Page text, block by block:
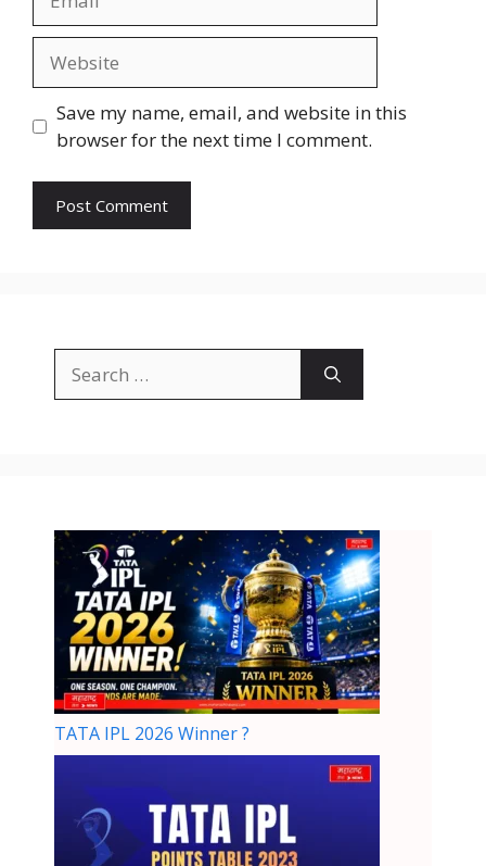
Save my name, email, and website in this
browser for the next time I comment.
TATA IPL 2026 Winner ?